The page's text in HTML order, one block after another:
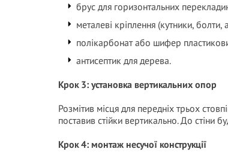
брус для горизонтальних
металеві кріплення (кутники, болти,
полікарбонат або шифер
антисептик для дерева.
Крок 3: установка вертикальних опор
Розмітив місця для передніх трьох
поставив стійки вертикально. До стіни
Крок 4: монтаж несучої конструкції